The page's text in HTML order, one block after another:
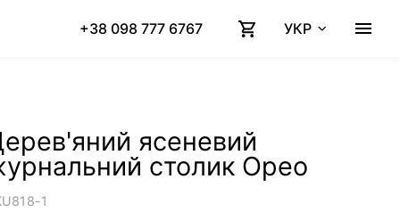
+38 098 777 6767 УКР
ясеневий
столик Орео
818-1